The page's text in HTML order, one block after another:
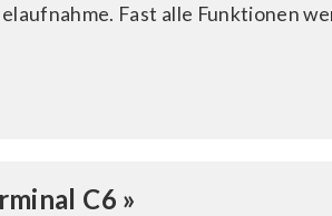
Fast alle Funk­tionen
C6 »